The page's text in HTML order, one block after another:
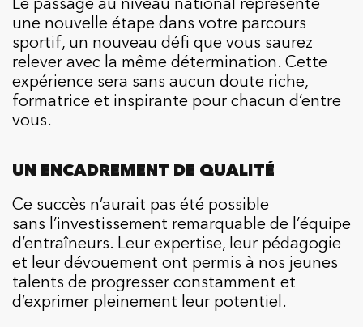
une nouvelle étape dans votre parcours
sportif, un nouveau défi que vous saurez
relever avec la même détermination. Cette
expérience sera sans aucun doute riche,
formatrice et inspirante pour chacun d’entre
vous.
UN ENCADREMENT DE QUALITÉ
Ce succès n’aurait pas été possible
sans l’investissement remarquable de l’équipe
d’entraîneurs. Leur expertise, leur pédagogie
et leur dévouement ont permis à nos jeunes
talents de progresser constamment et
d’exprimer pleinement leur potentiel.